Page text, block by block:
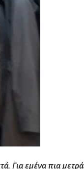
Για εμένα πια